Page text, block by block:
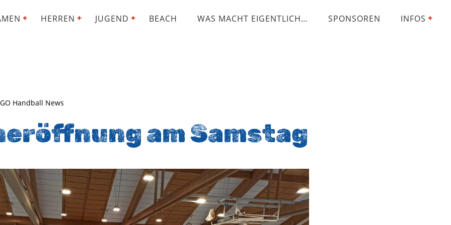
HERREN JUGEND BEACH WAS MACHT EIGENTLICH… SPONSOREN INFOS
Handball News
am Samstag